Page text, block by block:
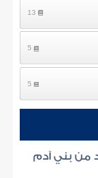
13
5
5
من بني آدم